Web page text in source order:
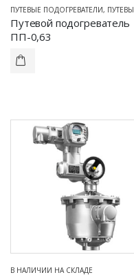
ПУТЕВЫЕ ПОДОГРЕВАТЕЛИ, ПУТЕВЫЕ ПОДОГРЕВАТЕЛИ
Путевой подогреватель
ПП-0,63
В НАЛИЧИИ НА СКЛАДЕ